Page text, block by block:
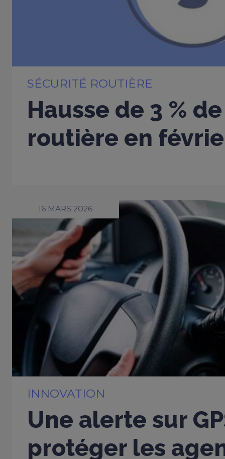
SÉCURITÉ ROUTIÈRE
Hausse de 3 %
routière en
16 MARS 2026
INNOVATION
Une alerte sur
protéger les